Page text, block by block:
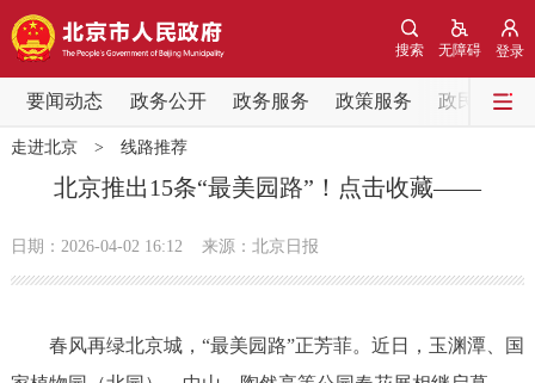
登录
无障碍
搜索
要闻动态 政务公开 政务服务 政策服务 政民互动
要闻动态
党中央精神
政务公开
走进北京> 线路推荐
北京推出15条“最美园路”！点击收藏——
日期：2026-04-02 16:12 来源：北京日报
春风再绿北京城，“最美园路”正芳菲。近日，玉渊潭、国